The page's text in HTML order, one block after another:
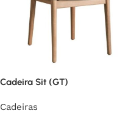
Cadeira Sit (GT)
Cadeiras